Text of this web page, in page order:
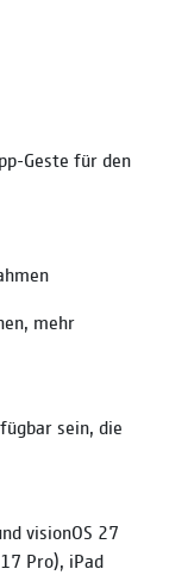
Geste für den
mehr
sein, die
visionOS 27
Pro), iPad